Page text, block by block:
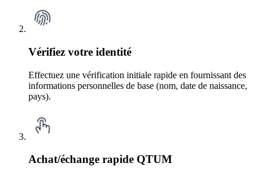
Vérifiez votre identité
Effectuez une vérification initiale rapide en fournissant des
informations personnelles de base (nom, date de naissance,
pays).
Achat/échange rapide QTUM